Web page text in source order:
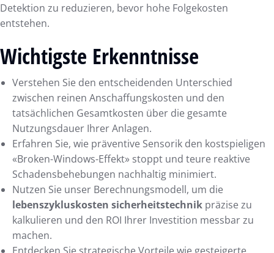
Detektion zu reduzieren, bevor hohe Folgekosten
entstehen.
Wichtigste Erkenntnisse
Verstehen Sie den entscheidenden Unterschied
zwischen reinen Anschaffungskosten und den
tatsächlichen Gesamtkosten über die gesamte
Nutzungsdauer Ihrer Anlagen.
Erfahren Sie, wie präventive Sensorik den kostspieligen
«Broken-Windows-Effekt» stoppt und teure reaktive
Schadensbehebungen nachhaltig minimiert.
Nutzen Sie unser Berechnungsmodell, um die
lebenszykluskosten sicherheitstechnik präzise zu
kalkulieren und den ROI Ihrer Investition messbar zu
machen.